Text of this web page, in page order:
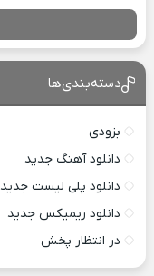
دسته‌بندی‌ها
بزودی
دانلود آهنگ جدید
دانلود پلی لیست جدید
دانلود ریمیکس جدید
در انتظار پخش